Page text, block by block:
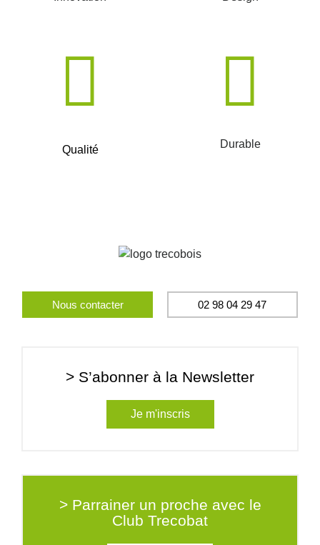
Qualité Durable
Nous contacter 02 98 04 29 47
> S’abonner à la Newsletter
Je m'inscris
> Parrainer un proche avec le
Club Trecobat